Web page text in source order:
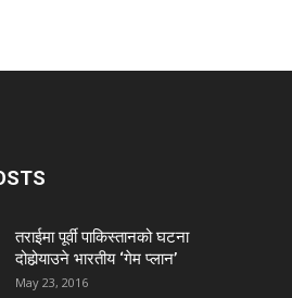
तराईमा पूर्वी पाकिस्तानको घटना
दोहोर्‍याउने भारतीय ‘गेम प्लान’
May 23, 2016